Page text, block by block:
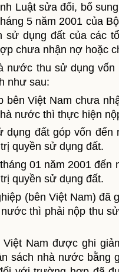
Luật sửa đổi, bổ
5 năm 2001 của
sử dụng đất của các
chưa nhận nợ hoặc
nước thu sử dụng
như sau:
bên Việt Nam chưa
nước thì thực hiện
đất góp vốn đến
quyền sử dụng đất.
01 năm 2001 đến
quyền sử dụng đất.
(bên Việt Nam) đã
thì phải nộp thu
Việt Nam được ghi
sách nhà nước bằng